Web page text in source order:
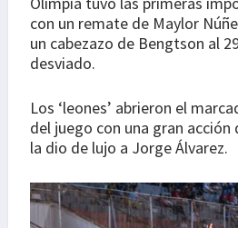
con un remate de Maylor
un cabezazo de Bengtson al
desviado.
Los ‘leones’ abrieron el
del juego con una gran
la dio de lujo a Jorge Álvarez.